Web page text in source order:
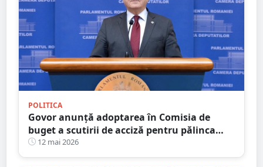
POLITICA
Govor anunță adoptarea în Comisia de
buget a scutirii de acciză pentru pălinca
făcută acasă: ”Protejăm tradițiile
românești”
12 mai 2026